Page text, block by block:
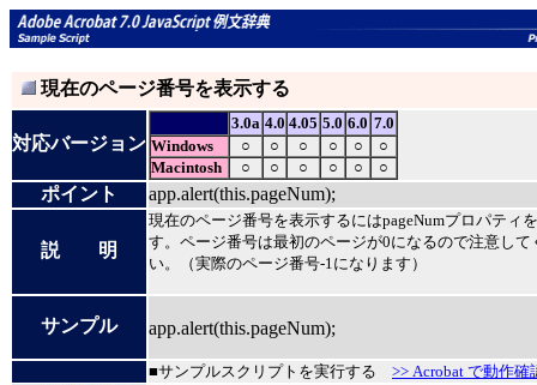
現在のページ番号を表示する
対応バージョン
3.0a 4.0 4.05 5.0 6.0 7.0
Windows
○ ○ ○ ○ ○
○
Macintosh
○ ○ ○ ○ ○ ○
ポイント app.alert(this.pageNum);
説 明
現在のページ番号を表示するにはpageNumプロパティ
す。ページ番号は最初のページが0になるので注意して
い。（実際のページ番号-1になります）
サンプル app.alert(this.pageNum);
■サンプルスクリプトを実行する >> Acrobat で動作確